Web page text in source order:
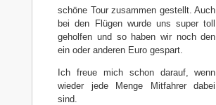
schöne Tour zusammen gestellt. Auch
bei den Flügen wurde uns super toll
geholfen und so haben wir noch den
ein oder anderen Euro gespart.
Ich freue mich schon darauf, wenn
wieder jede Menge Mitfahrer dabei
sind.